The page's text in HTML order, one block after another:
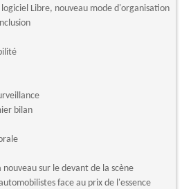
Libre, nouveau mode d'organisation
bilan
sur le devant de la scène
face au prix de l'essence